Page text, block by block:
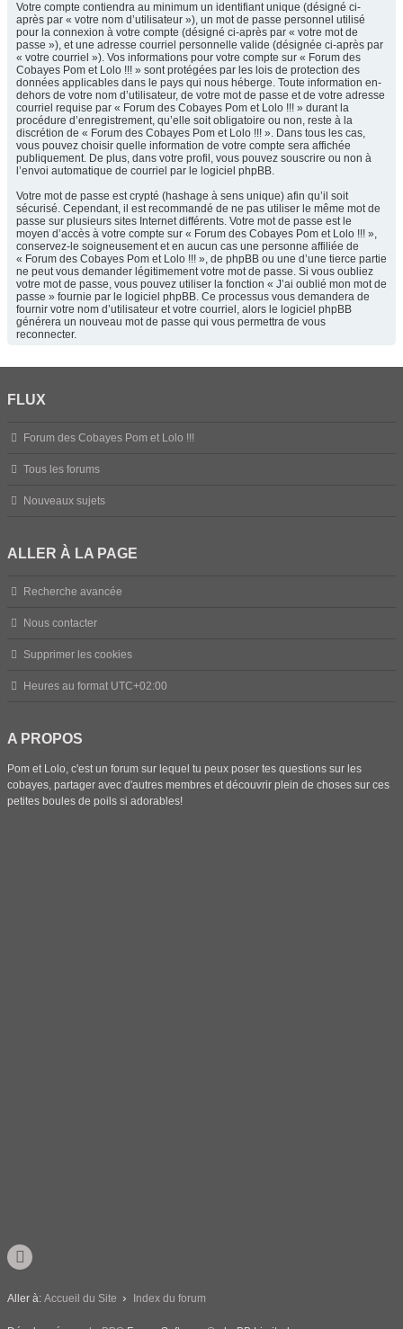
Votre compte contiendra au minimum un identifiant unique (désigné ci-
après par « votre nom d’utilisateur »), un mot de passe personnel utilisé
pour la connexion à votre compte (désigné ci-après par « votre mot de
passe »), et une adresse courriel personnelle valide (désignée ci-après par
« votre courriel »). Vos informations pour votre compte sur « Forum des
Cobayes Pom et Lolo !!! » sont protégées par les lois de protection des
données applicables dans le pays qui nous héberge. Toute information en-
dehors de votre nom d’utilisateur, de votre mot de passe et de votre adresse
courriel requise par « Forum des Cobayes Pom et Lolo !!! » durant la
procédure d’enregistrement, qu’elle soit obligatoire ou non, reste à la
discrétion de « Forum des Cobayes Pom et Lolo !!! ». Dans tous les cas,
vous pouvez choisir quelle information de votre compte sera affichée
publiquement. De plus, dans votre profil, vous pouvez souscrire ou non à
l’envoi automatique de courriel par le logiciel phpBB.
Votre mot de passe est crypté (hashage à sens unique) afin qu’il soit
sécurisé. Cependant, il est recommandé de ne pas utiliser le même mot de
passe sur plusieurs sites Internet différents. Votre mot de passe est le
moyen d’accès à votre compte sur « Forum des Cobayes Pom et Lolo !!! »,
conservez-le soigneusement et en aucun cas une personne affiliée de
« Forum des Cobayes Pom et Lolo !!! », de phpBB ou une d’une tierce partie
ne peut vous demander légitimement votre mot de passe. Si vous oubliez
votre mot de passe, vous pouvez utiliser la fonction « J’ai oublié mon mot de
passe » fournie par le logiciel phpBB. Ce processus vous demandera de
fournir votre nom d’utilisateur et votre courriel, alors le logiciel phpBB
générera un nouveau mot de passe qui vous permettra de vous
reconnecter.
FLUX
Forum des Cobayes Pom et Lolo !!!
Tous les forums
Nouveaux sujets
ALLER À LA PAGE
Recherche avancée
Nous contacter
Supprimer les cookies
Heures au format UTC+02:00
A PROPOS
Pom et Lolo, c'est un forum sur lequel tu peux poser tes questions sur les
cobayes, partager avec d'autres membres et découvrir plein de choses sur ces
petites boules de poils si adorables!
Aller à: Accueil du Site Index du forum